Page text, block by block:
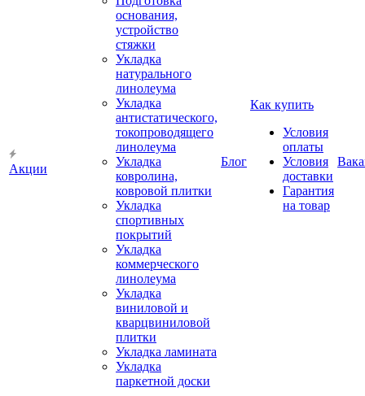
Акции
основания,
устройство
стяжки
Укладка
натурального
линолеума
Укладка
антистатического,
токопроводящего
линолеума
Укладка
ковролина,
ковровой плитки
Укладка
спортивных
покрытий
Укладка
коммерческого
линолеума
Укладка
виниловой и
кварцвиниловой
плитки
Укладка ламината
Укладка
паркетной доски
Блог
Как купить
Условия
оплаты
Условия
доставки
Гарантия
на товар